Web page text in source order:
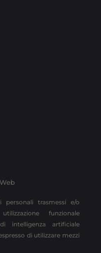
trasmessi e/o
funzionale
intelligenza artificiale
di utilizzare mezzi